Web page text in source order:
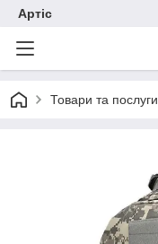
Артіс
Товари та послуги